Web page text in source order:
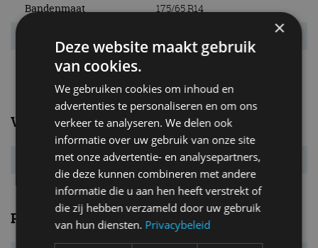
Bandenmaat 175/65 R14
Max. aanh. gew.
Verbruik
Energielabel A
Prestaties
×
Deze website maakt gebruik
van cookies.
We gebruiken cookies om inhoud en
advertenties te personaliseren en om ons
verkeer te analyseren. We delen ook
informatie over uw gebruik van onze site
met onze advertentie- en analysepartners,
die deze kunnen combineren met andere
informatie die u aan hen heeft verstrekt of
die zij hebben verzameld door uw gebruik
van hun diensten. Privacybeleid